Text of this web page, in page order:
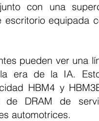
con una
equipada
era de la IA.
HBM4 y
de DRAM de
automotrices.